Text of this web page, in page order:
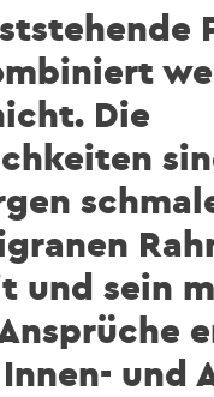
Die
und sein
und